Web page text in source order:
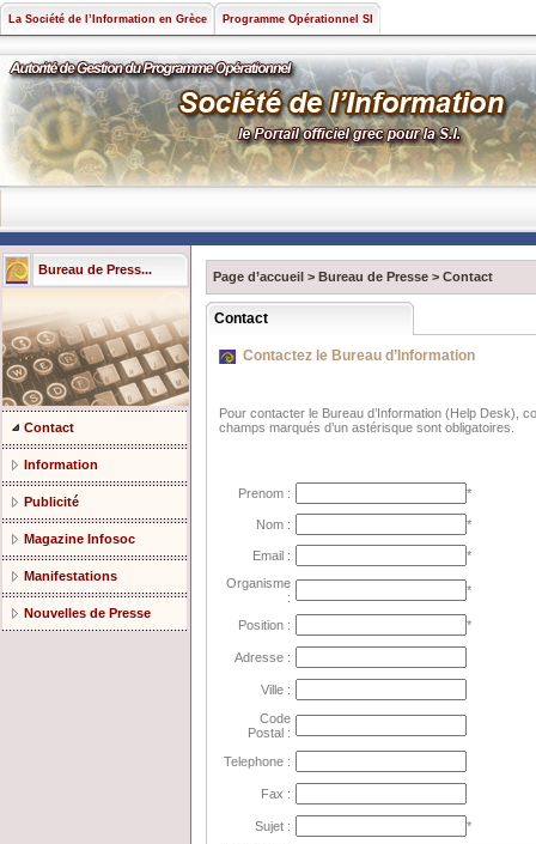
La Société de l’Information en Grèce Programme Opérationnel SI
Bureau de Press...
Contact
Information
Publicité
Magazine Infosoc
Manifestations
Nouvelles de Presse
Page d’accueil > Bureau de Presse > Contact
Contact
Contactez le Bureau d’Information
Pour contacter le Bureau d’Information (Help Desk),
champs marqués d’un astérisque sont obligatoires.
Prenom : *
Nom : *
Email :
*
Organisme
:
*
Position : *
Adresse :
Ville :
Code
Postal :
Telephone :
Fax :
Sujet :
*